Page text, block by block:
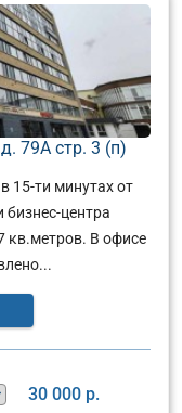
79А стр. 3 (п)
15-ти минутах от
центра
кв.метров. В офисе
30 000 р.